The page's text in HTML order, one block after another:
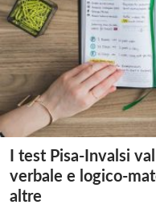
I test Pisa-Invalsi
verbale e logico-
altre